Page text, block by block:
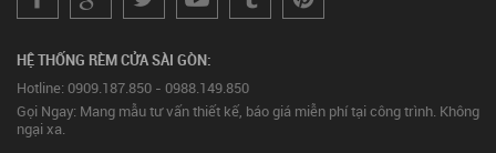
HỆ THỐNG RÈM CỬA SÀI GÒN:
Hotline: 0909.187.850 - 0988.149.850
Gọi Ngay: Mang mẫu tư vấn thiết kế, báo giá miễn phí tại công trình. Không
ngại xa.